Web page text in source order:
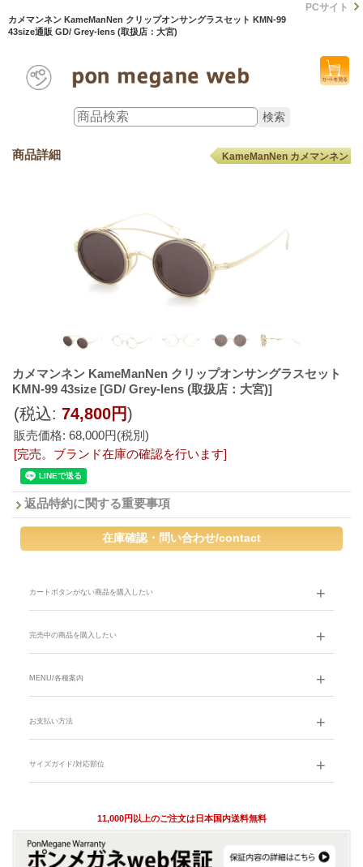
カメマンネン KameManNen クリップオンサングラスセット KMN-99
43size通販 GD/ Grey-lens (取扱店：大宮)
PCサイト
商品詳細 KameManNen カメマンネン
カメマンネン KameManNen クリップオンサングラスセット
KMN-99 43size [GD/ Grey-lens (取扱店：大宮)]
販売価格: 68,000円(税別)
(税込: 74,800円)
[完売。ブランド在庫の確認を行います]
返品特約に関する重要事項
カートボタンがない商品を購入したい
完売中の商品を購入したい
MENU/各種案内
お支払い方法
サイズガイド/対応部位
11,000円以上のご注文は日本国内送料無料